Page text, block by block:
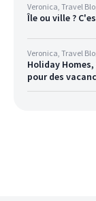
Veronica, Travel
Île ou ville ?
Veronica, Travel
Holiday
pour des